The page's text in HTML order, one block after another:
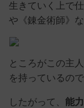
生きていく上で
や《錬金術師》
ところがこの主
を持っているので
したがって、 能